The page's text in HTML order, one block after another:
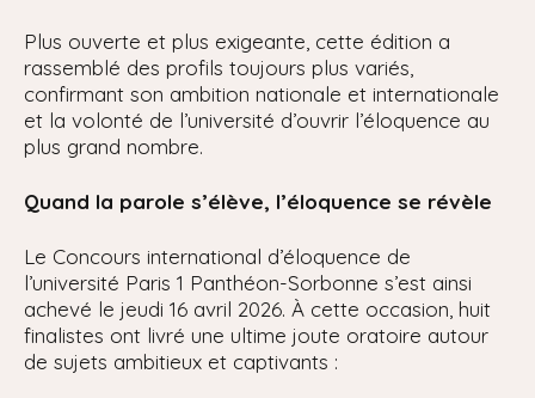
Plus ouverte et plus exigeante, cette édition a
rassemblé des profils toujours plus variés,
confirmant son ambition nationale et internationale
et la volonté de l’université d’ouvrir l’éloquence au
plus grand nombre.
Quand la parole s’élève, l’éloquence se révèle
Le Concours international d’éloquence de
l’université Paris 1 Panthéon-Sorbonne s’est ainsi
achevé le jeudi 16 avril 2026. À cette occasion, huit
finalistes ont livré une ultime joute oratoire autour
de sujets ambitieux et captivants :